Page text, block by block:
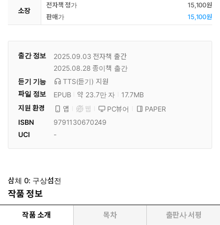
소장
전자책 정가
15,100원
판매가
15,100원
출간 정보 2025.09.03 전자책 출간
2025.08.28 종이책 출간
듣기 기능
TTS(듣기) 지원
파일 정보
EPUB 약 23.7만 자
17.7MB
지원 환경
앱 웹 PC뷰어
PAPER
ISBN
9791130670249
UCI
-
삼체 0: 구상섬전
작품 정보
작품 소개 목차 출판사 서평